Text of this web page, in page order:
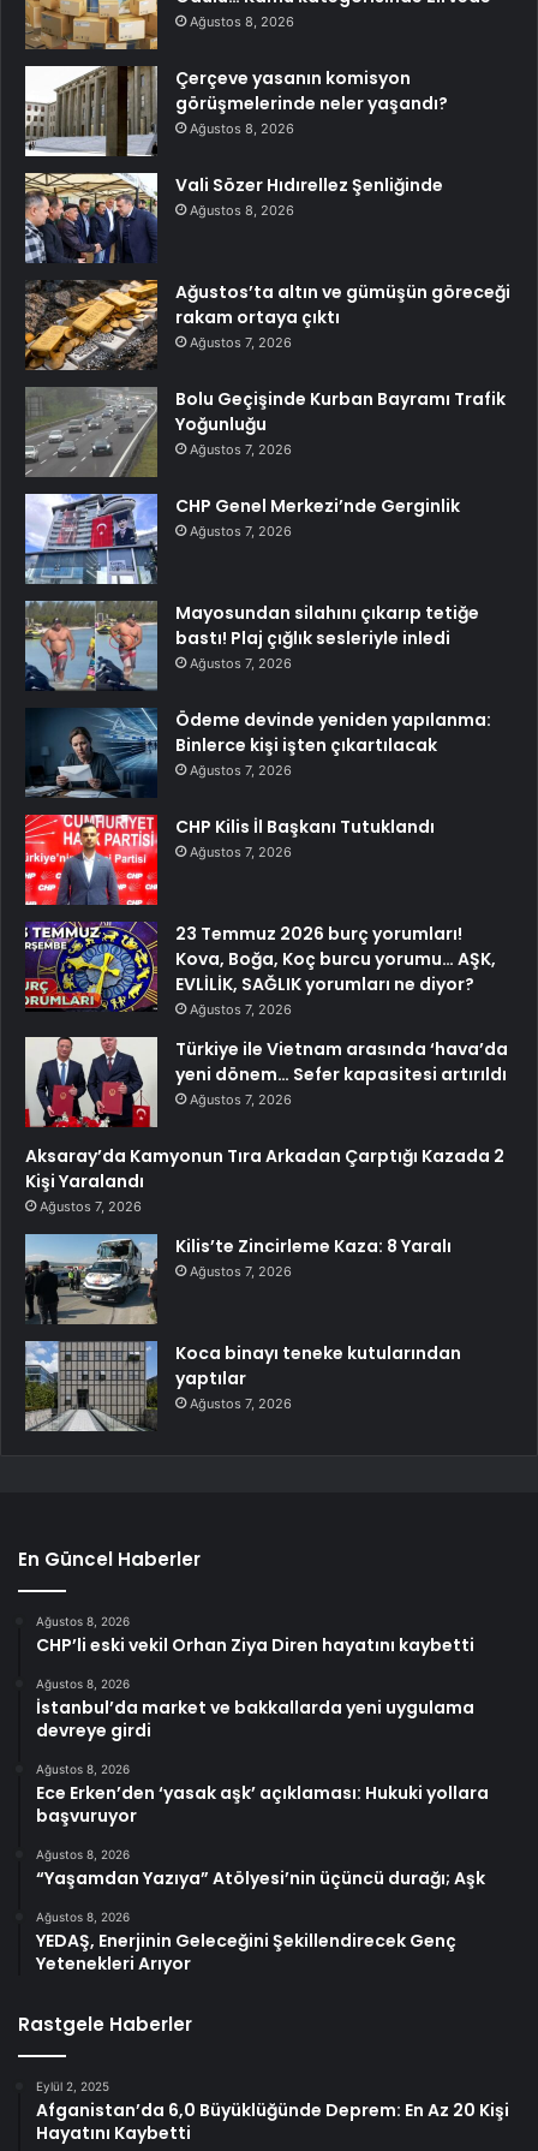
Ağustos 8, 2026
Çerçeve yasanın komisyon
görüşmelerinde neler yaşandı?
Ağustos 8, 2026
Vali Sözer Hıdırellez Şenliğinde
Ağustos 8, 2026
Ağustos’ta altın ve gümüşün göreceği
rakam ortaya çıktı
Ağustos 7, 2026
Bolu Geçişinde Kurban Bayramı Trafik
Yoğunluğu
Ağustos 7, 2026
CHP Genel Merkezi’nde Gerginlik
Ağustos 7, 2026
Mayosundan silahını çıkarıp tetiğe
bastı! Plaj çığlık sesleriyle inledi
Ağustos 7, 2026
Ödeme devinde yeniden yapılanma:
Binlerce kişi işten çıkartılacak
Ağustos 7, 2026
CHP Kilis İl Başkanı Tutuklandı
Ağustos 7, 2026
23 Temmuz 2026 burç yorumları!
Kova, Boğa, Koç burcu yorumu… AŞK,
EVLİLİK, SAĞLIK yorumları ne diyor?
Ağustos 7, 2026
Türkiye ile Vietnam arasında ‘hava’da
yeni dönem… Sefer kapasitesi artırıldı
Ağustos 7, 2026
Aksaray’da Kamyonun Tıra Arkadan Çarptığı Kazada 2
Kişi Yaralandı
Ağustos 7, 2026
Kilis’te Zincirleme Kaza: 8 Yaralı
Ağustos 7, 2026
Koca binayı teneke kutularından
yaptılar
Ağustos 7, 2026
En Güncel Haberler
Ağustos 8, 2026
CHP’li eski vekil Orhan Ziya Diren hayatını kaybetti
Ağustos 8, 2026
İstanbul’da market ve bakkallarda yeni uygulama
devreye girdi
Ağustos 8, 2026
Ece Erken’den ‘yasak aşk’ açıklaması: Hukuki yollara
başvuruyor
Ağustos 8, 2026
“Yaşamdan Yazıya” Atölyesi’nin üçüncü durağı; Aşk
Ağustos 8, 2026
YEDAŞ, Enerjinin Geleceğini Şekillendirecek Genç
Yetenekleri Arıyor
Rastgele Haberler
Eylül 2, 2025
Afganistan’da 6,0 Büyüklüğünde Deprem: En Az 20 Kişi
Hayatını Kaybetti